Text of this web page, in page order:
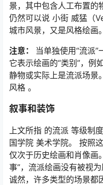
景，其中包含人工布置的
仍然可以说 小街 威猛（
城市风景，又是风格绘画。
注意： 当单独使用“流派”
它表示绘画的“类别”，例
静物或实际上是流派场景
风格 。
叙事和装饰
上文所指 的流派 等级制
国学院 美术学院。 按照
仅次于历史绘画和肖像画
事”，流派绘画没有被视为
诚然，许多类型的场景都